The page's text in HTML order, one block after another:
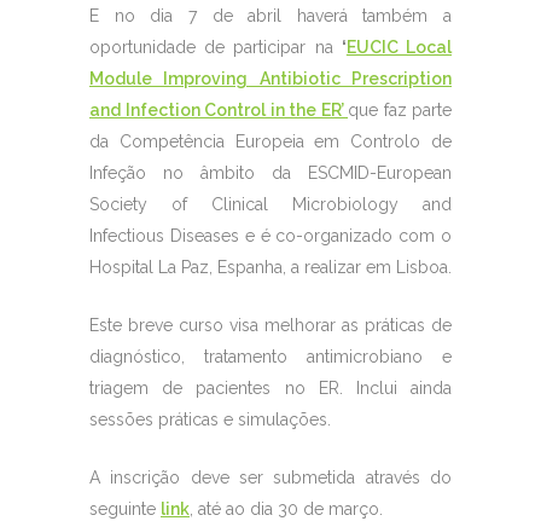
E no dia 7 de abril haverá também a
oportunidade de participar na ‘EUCIC Local
Module Improving Antibiotic Prescription
and Infection Control in the ER’ que faz parte
da Competência Europeia em Controlo de
Infeção no âmbito da ESCMID-European
Society of Clinical Microbiology and
Infectious Diseases e é co-organizado com o
Hospital La Paz, Espanha, a realizar em Lisboa.
Este breve curso visa melhorar as práticas de
diagnóstico, tratamento antimicrobiano e
triagem de pacientes no ER. Inclui ainda
sessões práticas e simulações.
A inscrição deve ser submetida através do
seguinte link , até ao dia 30 de março.